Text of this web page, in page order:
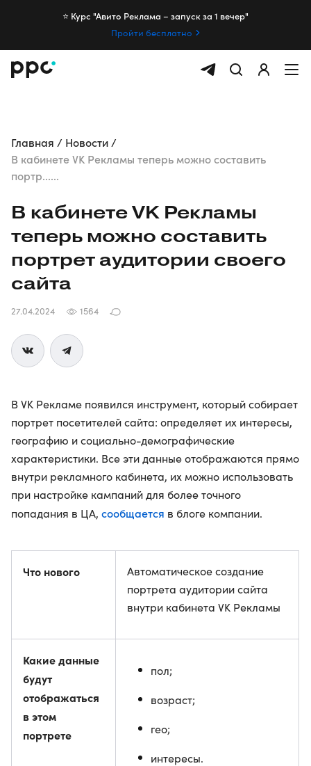
⭐️ Курс "Авито Реклама – запуск за 1 вечер"
Пройти бесплатно
Главная
Новости
В кабинете VK Рекламы теперь можно составить
портр......
В кабинете VK Рекламы
теперь можно составить
портрет аудитории своего
сайта
27.04.2024 1564
В VK Рекламе появился инструмент, который собирает
портрет посетителей сайта: определяет их интересы,
географию и социально-демографические
характеристики. Все эти данные отображаются прямо
внутри рекламного кабинета, их можно использовать
при настройке кампаний для более точного
попадания в ЦА, сообщается в блоге компании.
Что нового
Автоматическое создание
портрета аудитории сайта
внутри кабинета VK Рекламы
Какие данные
будут
отображаться
в этом
портрете
пол;
возраст;
гео;
интересы.